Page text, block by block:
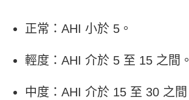
正常：AHI 小於 5。
輕度：AHI 介於 5 至 15 之間。
中度：AHI 介於 15 至 30 之間